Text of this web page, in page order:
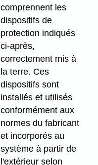
comprennent les
dispositifs de
protection indiqués
ci-après,
correctement mis à
la terre. Ces
dispositifs sont
installés et utilisés
conformément aux
normes du fabricant
et incorporés au
système à partir de
l'extérieur selon